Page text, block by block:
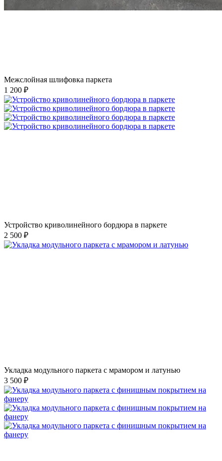
Межслойная шлифовка паркета
1 200 ₽
Устройство криволинейного бордюра в паркете
2 500 ₽
Укладка модульного паркета с мрамором и латунью
3 500 ₽